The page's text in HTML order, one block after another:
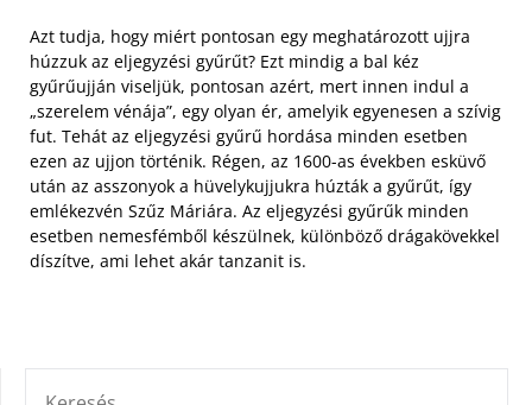
Azt tudja, hogy miért pontosan egy meghatározott ujjra
húzzuk az eljegyzési gyűrűt? Ezt mindig a bal kéz
gyűrűujján viseljük, pontosan azért, mert innen indul a
„szerelem vénája”, egy olyan ér, amelyik egyenesen a szívig
fut. Tehát az eljegyzési gyűrű hordása minden esetben
ezen az ujjon történik. Régen, az 1600-as években esküvő
után az asszonyok a hüvelykujjukra húzták a gyűrűt, így
emlékezvén Szűz Máriára. Az eljegyzési gyűrűk minden
esetben nemesfémből készülnek, különböző drágakövekkel
díszítve, ami lehet akár tanzanit is.